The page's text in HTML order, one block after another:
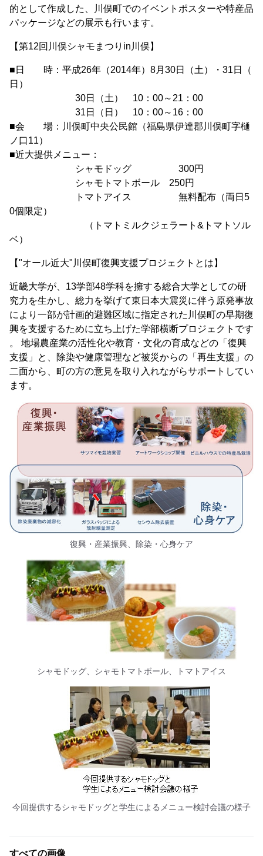
的として作成した、川俣町でのイベントポスターや特産品
パッケージなどの展示も行います。
【第12回川俣シャモまつりin川俣】
■日 時：平成26年（2014年）8月30日（土）・31日（
日）
30日（土） 10：00～21：00
31日（日） 10：00～16：00
■会 場：川俣町中央公民館（福島県伊達郡川俣町字樋
ノ口11）
■近大提供メニュー：
シャモドッグ 300円
シャモトマトボール 250円
トマトアイス 無料配布（両日5
0個限定）
（トマトミルクジェラート&トマトソル
ベ）
【"オール近大"川俣町復興支援プロジェクトとは】
近畿大学が、13学部48学科を擁する総合大学としての研
究力を生かし、総力を挙げて東日本大震災に伴う原発事故
により一部が計画的避難区域に指定された川俣町の早期復
興を支援するために立ち上げた学部横断プロジェクトです
。 地場農産業の活性化や教育・文化の育成などの「復興
支援」と、除染や健康管理など被災からの「再生支援」の
二面から、町の方の意見を取り入れながらサポートしてい
ます。
復興・産業振興、除染・心身ケア
シャモドッグ、シャモトマトボール、トマトアイス
今回提供するシャモドッグと学生によるメニュー検討会議の様子
すべての画像